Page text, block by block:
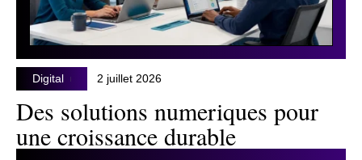
Digital 2 juillet 2026
Des solutions numeriques pour
une croissance durable